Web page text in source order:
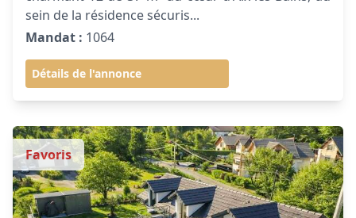
sein de la résidence sécuris...
Mandat : 1064
Détails de l'annonce
Favoris